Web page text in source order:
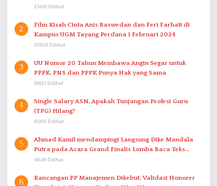
23419 Dilihat
2
Film Kisah Cinta Anis Baswedan dan Feri Farhati di
Kampus UGM Tayang Perdana 1 Februari 2024
17826 Dilihat
3
UU Nomor 20 Tahun Membawa Angin Segar untuk
PPPK. PNS dan PPPK Punya Hak yang Sama
15621 Dilihat
4
Single Salary ASN, Apakah Tunjangan Profesi Guru
(TPG) Hilang?
15395 Dilihat
5
Ahmad Kamil mendampingi Langsung Dike Mandala
Putra pada Acara Grand Finalis Lomba Baca Teks
Proklamasi Mirip Bung Karno di Bali
14518 Dilihat
6
Rancangan PP Manajemen Dikebut, Validasi Honorer